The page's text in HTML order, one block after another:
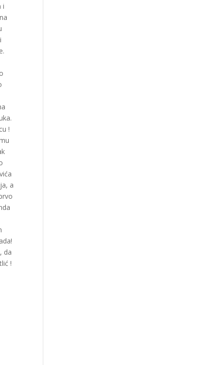
i
!
a
da
!